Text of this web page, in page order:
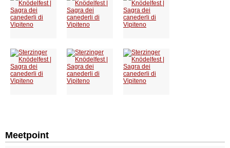
Meetpoint